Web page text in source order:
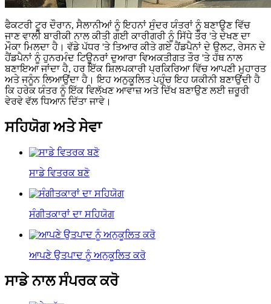
ਫੈਕਟਰੀ ਟੂਰ ਦੌਰਾਨ, ਸੈਲਾਨੀਆਂ ਨੂੰ ਇਹਨਾਂ ਸੁੰਦਰ ਯੰਤਰਾਂ ਨੂੰ ਬਣਾਉਣ ਵਿੱਚ
ਜਾਣ ਵਾਲੀ ਬਾਰੀਕੀ ਨਾਲ ਕੀਤੀ ਗਈ ਕਾਰੀਗਰੀ ਨੂੰ ਸਿੱਧੇ ਤੌਰ 'ਤੇ ਦੇਖਣ ਦਾ
ਮੌਕਾ ਮਿਲਦਾ ਹੈ। ਵੱਡੇ ਪੱਧਰ 'ਤੇ ਤਿਆਰ ਕੀਤੇ ਗਏ ਹੈਂਡਪੈਨਾਂ ਦੇ ਉਲਟ, ਰੇਸਨ ਦੇ
ਹੈਂਡਪੈਨਾਂ ਨੂੰ ਹੁਨਰਮੰਦ ਟਿਊਨਰਾਂ ਦੁਆਰਾ ਵਿਅਕਤੀਗਤ ਤੌਰ 'ਤੇ ਹੱਥ ਨਾਲ
ਬਣਾਇਆ ਜਾਂਦਾ ਹੈ, ਹਰ ਇੱਕ ਸ਼ਿਲਪਕਾਰੀ ਪ੍ਰਕਿਰਿਆ ਵਿੱਚ ਆਪਣੀ ਮੁਹਾਰਤ
ਅਤੇ ਜਨੂੰਨ ਲਿਆਉਂਦਾ ਹੈ। ਇਹ ਅਨੁਕੂਲਿਤ ਪਹੁੰਚ ਇਹ ਯਕੀਨੀ ਬਣਾਉਂਦੀ ਹੈ
ਕਿ ਹਰੇਕ ਯੰਤਰ ਨੂੰ ਇੱਕ ਵਿਲੱਖਣ ਆਵਾਜ਼ ਅਤੇ ਦਿੱਖ ਬਣਾਉਣ ਲਈ ਜ਼ਰੂਰੀ
ਵੇਰਵੇ ਵੱਲ ਧਿਆਨ ਦਿੱਤਾ ਜਾਵੇ।
ਸਹਿਯੋਗ ਅਤੇ ਸੇਵਾ
ਸਾਡੇ ਵਿਤਰਕ ਬਣੋ
ਸੰਗੀਤਕਾਰਾਂ ਦਾ ਸਹਿਯੋਗ
ਆਪਣੇ ਉਤਪਾਦ ਨੂੰ ਅਨੁਕੂਲਿਤ ਕਰੋ
ਸਾਡੇ ਨਾਲ ਸੰਪਰਕ ਕਰੋ